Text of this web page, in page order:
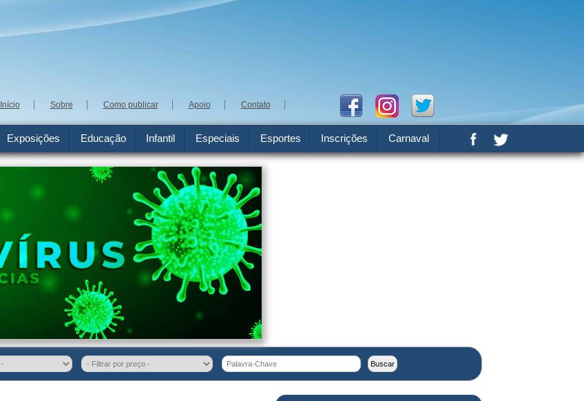
Início Sobre Como publicar Apoio Contato
Exposições Educação Infantil Especiais Esportes Inscrições Carnaval